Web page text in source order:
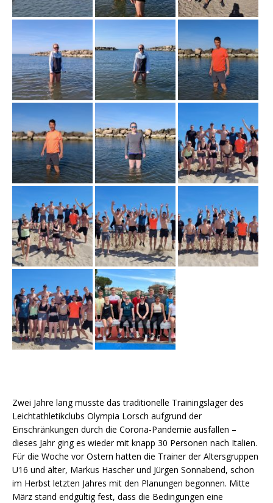
Zwei Jahre lang musste das traditionelle Trainingslager des
Leichtathletikclubs Olympia Lorsch aufgrund der
Einschränkungen durch die Corona-Pandemie ausfallen –
dieses Jahr ging es wieder mit knapp 30 Personen nach Italien.
Für die Woche vor Ostern hatten die Trainer der Altersgruppen
U16 und älter, Markus Hascher und Jürgen Sonnabend, schon
im Herbst letzten Jahres mit den Planungen begonnen. Mitte
März stand endgültig fest, dass die Bedingungen eine